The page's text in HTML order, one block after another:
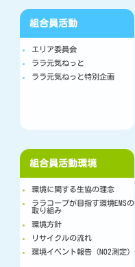
組合員活動
エリア委員会
ララ元気ねっと
ララ元気ねっと特別企画
組合員活動環境
環境に関する生協の理念
ララコープが目指す環境EMSの
取り組み
環境方針
リサイクルの流れ
環境イベント報告（NO2測定）